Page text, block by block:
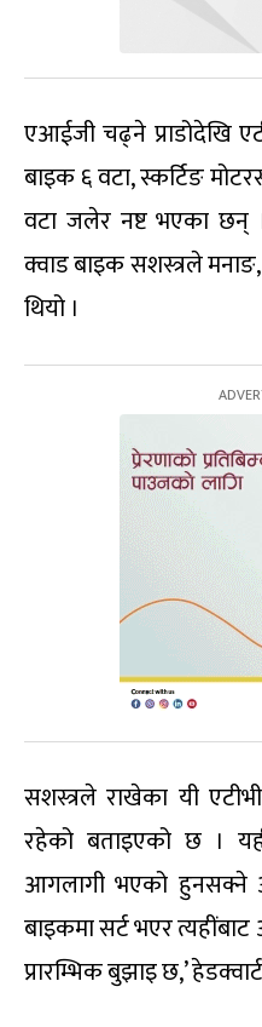
एआईजी चढ्ने प्राडोदेखि
बाइक ६ वटा, स्कर्टिङ
वटा जलेर नष्ट भएका छन्
क्वाड बाइक सशस्त्रले
थियो ।
सशस्त्रले राखेका यी
रहेको बताइएको छ ।
आगलागी भएको हुनसक्ने
बाइकमा सर्ट भएर
प्रारम्भिक बुझाइ छ,’